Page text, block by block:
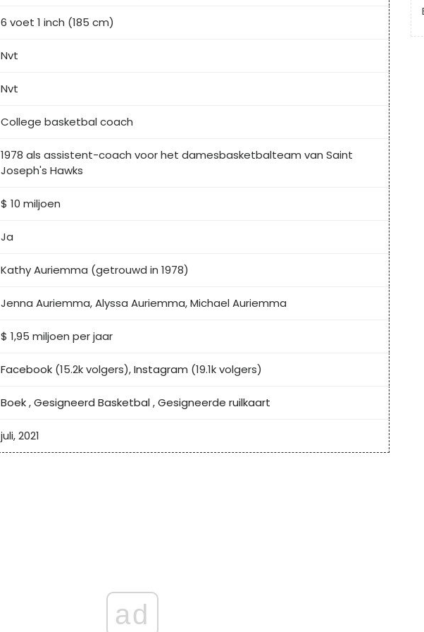
6 voet 1 inch (185 cm)
Nvt
Nvt
College basketbal coach
1978 als assistent-coach voor het damesbasketbalteam van Saint
Joseph's Hawks
$ 10 miljoen
Ja
Kathy Auriemma (getrouwd in 1978)
Jenna Auriemma, Alyssa Auriemma, Michael Auriemma
$ 1,95 miljoen per jaar
Facebook (15.2k volgers),Instagram (19.1k volgers)
Boek,Gesigneerd Basketbal,Gesigneerde ruilkaart
juli, 2021
ad